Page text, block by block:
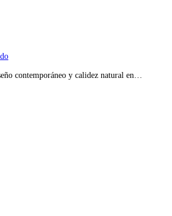
contemporáneo y calidez natural en…